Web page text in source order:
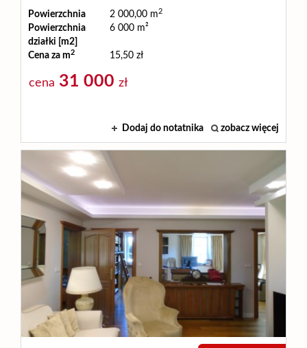
Powierzchnia 2 000,00 m2
Powierzchnia
działki [m2]
6 000 m²
Cena za m2 15,50 zł
cena 31 000 zł
Dodaj do notatnika zobacz więcej